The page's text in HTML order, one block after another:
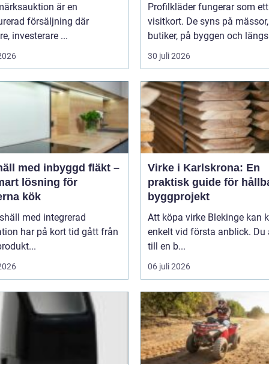
är en
försäljning där
investerare ...
Profilkläder fungerar som
visitkort. De syns på
butiker, på byggen och
30 juli 2026
med inbyggd fläkt –
lösning för
kök
med integrerad
har på kort tid gått från
Virke i Karlskrona: En
praktisk guide för
byggprojekt
Att köpa virke Blekinge kan
enkelt vid första anblick. Du
till en b...
06 juli 2026